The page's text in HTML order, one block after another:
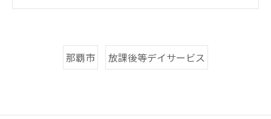
那覇市 放課後等デイサービス